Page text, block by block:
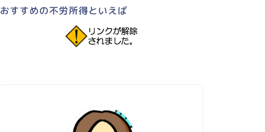
おすすめの不労所得といえば